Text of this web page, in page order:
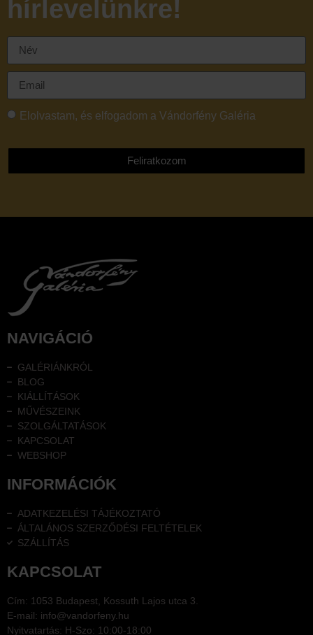
hírlevelünkre!
Elolvastam, és elfogadom a Vándorfény Galéria
Feliratkozom
NAVIGÁCIÓ
GALÉRIÁNKRÓL
BLOG
KIÁLLÍTÁSOK
MŰVÉSZEINK
SZOLGÁLTATÁSOK
KAPCSOLAT
WEBSHOP
INFORMÁCIÓK
ADATKEZELÉSI TÁJÉKOZTATÓ
ÁLTALÁNOS SZERZŐDÉSI FELTÉTELEK
SZÁLLÍTÁS
KAPCSOLAT
Cím: 1053 Budapest, Kossuth Lajos utca 3.
E-mail: info@vandorfeny.hu
Nyitvatartás: H-Szo: 10:00-18:00